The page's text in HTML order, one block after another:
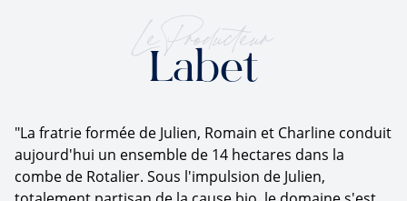
Le Producteur
Labet
"La fratrie formée de Julien, Romain et Charline conduit
aujourd'hui un ensemble de 14 hectares dans la
combe de Rotalier. Sous l'impulsion de Julien,